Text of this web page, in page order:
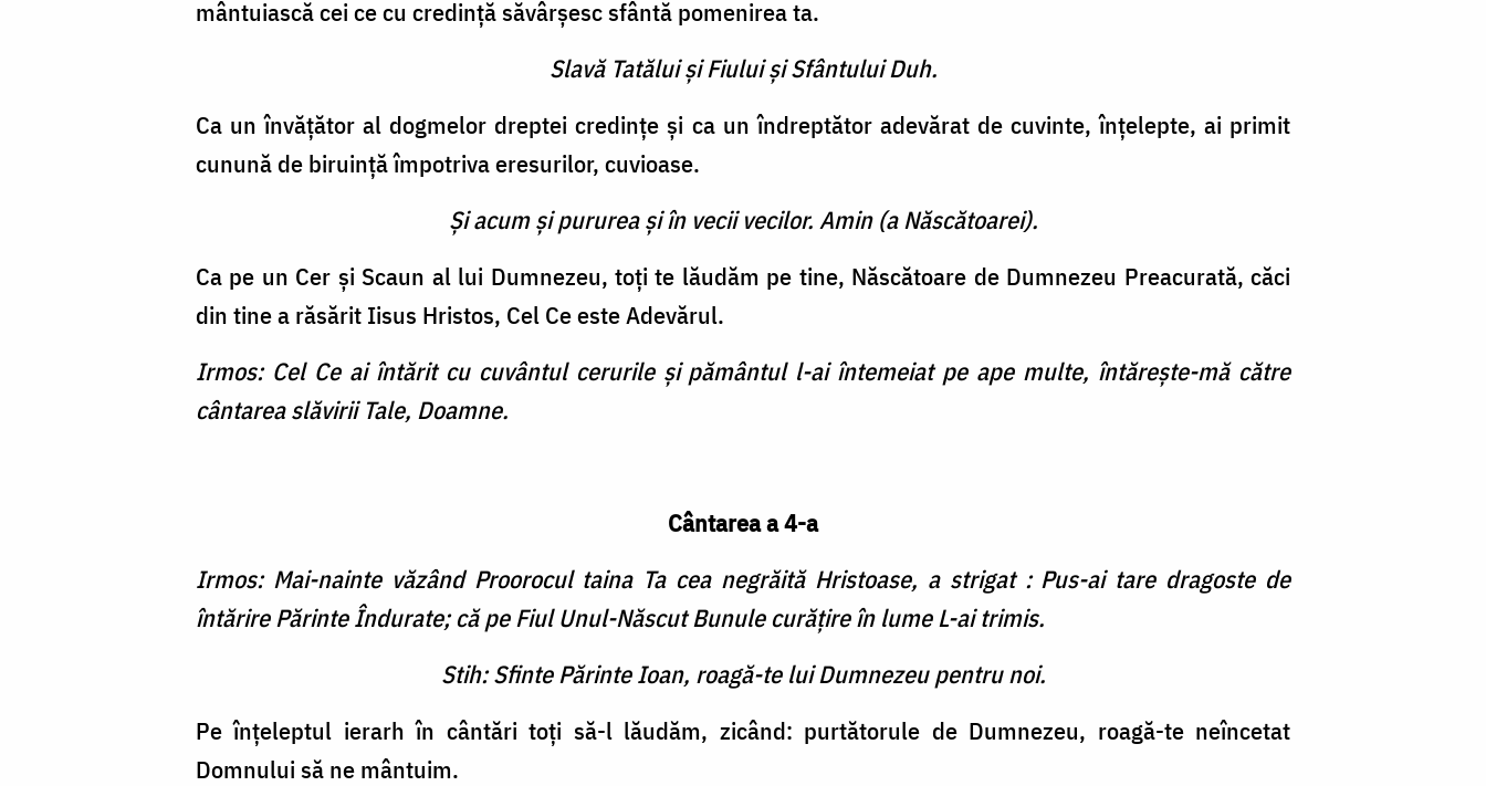
mântuiască cei ce cu credinţă săvârşesc sfântă pomenirea ta.
Slavă Tatălui şi Fiului şi Sfântului Duh.
Ca un învăţător al dogmelor dreptei credinţe şi ca un îndreptător adevărat de cuvinte, înţelepte, ai primit
cunună de biruinţă împotriva eresurilor, cuvioase.
Şi acum şi pururea şi în vecii vecilor. Amin (a Născătoarei).
Ca pe un Cer şi Scaun al lui Dumnezeu, toţi te lăudăm pe tine, Născătoare de Dumnezeu Preacurată, căci
din tine a răsărit Iisus Hristos, Cel Ce este Adevărul.
Irmos: Cel Ce ai întărit cu cuvântul cerurile şi pământul l-ai întemeiat pe ape multe, întăreşte-mă către
cântarea slăvirii Tale, Doamne.
Cântarea a 4-a
Irmos: Mai-nainte văzând Proorocul taina Ta cea negrăită Hristoase, a strigat : Pus-ai tare dragoste de
întărire Părinte Îndurate; că pe Fiul Unul-Născut Bunule curăţire în lume L-ai trimis.
Stih: Sfinte Părinte Ioan, roagă-te lui Dumnezeu pentru noi.
Pe înţeleptul ierarh în cântări toţi să-l lăudăm, zicând: purtătorule de Dumnezeu, roagă-te neîncetat
Domnului să ne mântuim.